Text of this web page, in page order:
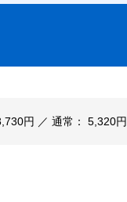
円 ／ 通常： 5,320円